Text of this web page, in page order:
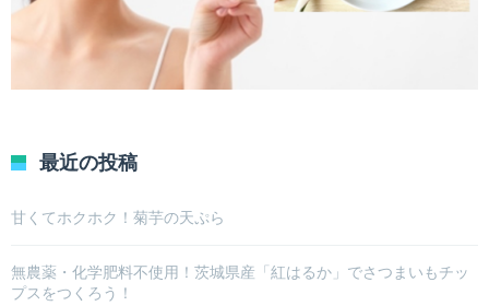
最近の投稿
甘くてホクホク！菊芋の天ぷら
無農薬・化学肥料不使用！茨城県産「紅はるか」でさつまいもチッ
プスをつくろう！